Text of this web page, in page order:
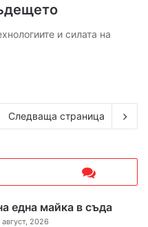
и силата на
Следваща страница
една майка в съда
август, 2026